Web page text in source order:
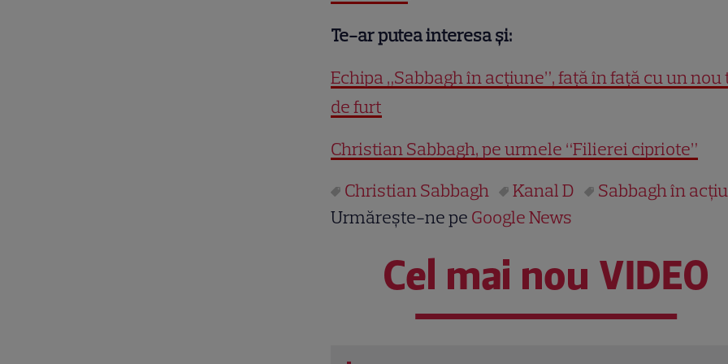
Te-ar putea interesa și:
Echipa „Sabbagh în acțiune”, față în față cu un nou
de furt
Christian Sabbagh, pe urmele “Filierei cipriote”
Christian Sabbagh
Kanal D
Sabbagh în
Urmărește-ne pe Google News
Cel mai nou VIDEO